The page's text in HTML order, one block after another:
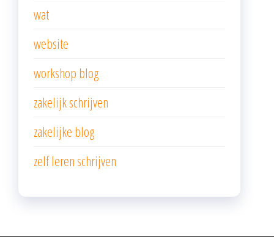
wat
website
workshop blog
zakelijk schrijven
zakelijke blog
zelf leren schrijven